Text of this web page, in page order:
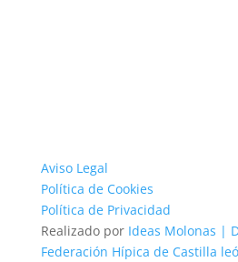
Aviso Legal
Política de Cookies
Política de Privacidad
Realizado por Ideas Molonas |
Federación Hípica de Castilla